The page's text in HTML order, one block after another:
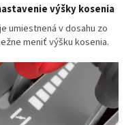
výšky kosenia
umiestnená v dosahu zo
meniť výšku kosenia.